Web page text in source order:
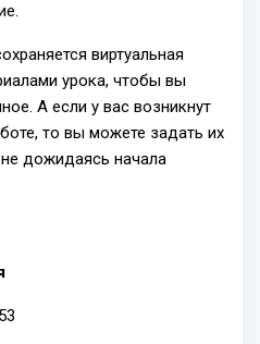
виртуальная
урока, чтобы вы
А если у вас возникнут
то вы можете задать их
дожидаясь начала